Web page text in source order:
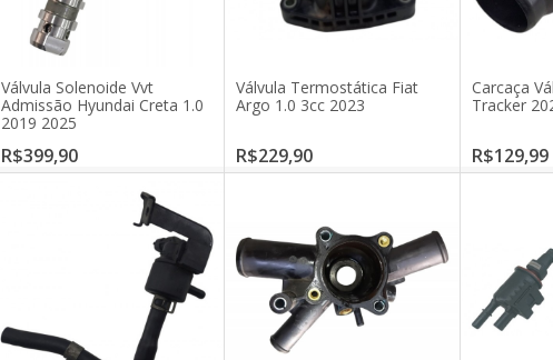
Válvula Solenoide Vvt
Admissão Hyundai Creta 1.0
2019 2025
R$399,90
Válvula Termostática Fiat
Argo 1.0 3cc 2023
R$229,90
Carcaça
Tracker
R$129,99